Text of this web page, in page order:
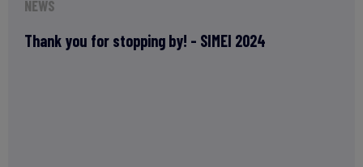
NEWS
Thank you for stopping by! - SIMEI 2024